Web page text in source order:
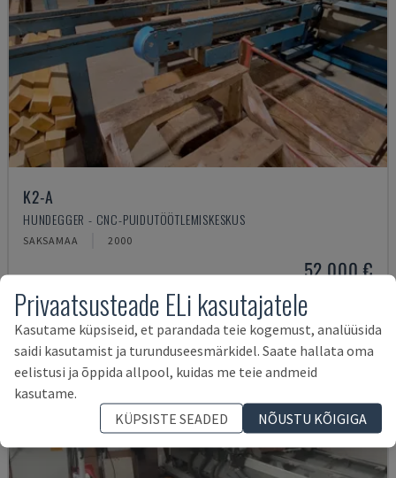
K2-A
HUNDEGGER - CNC-PUIDUTÖÖTLEMISKESKUS
SAKSAMAA 2000
52.000 €
Privaatsusteade ELi kasutajatele
Kasutame küpsiseid, et parandada teie kogemust, analüüsida
saidi kasutamist ja turunduseesmärkidel. Saate hallata oma
eelistusi ja õppida allpool, kuidas me teie andmeid
kasutame.
KÜPSISTE SEADED
NÕUSTU KÕIGIGA